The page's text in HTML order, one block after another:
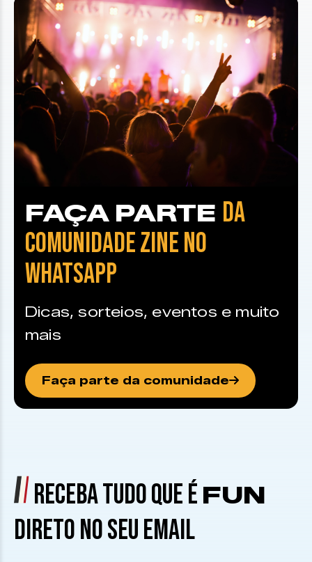
FAÇA PARTE DA
COMUNIDADE ZINE NO
WHATSAPP
Dicas, sorteios, eventos e muito
mais
Faça parte da comunidade
RECEBA TUDO QUE É FUN
DIRETO NO SEU EMAIL